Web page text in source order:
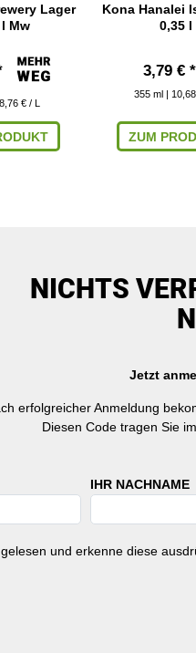
Lager
Mw
€ / L
Kona Hanalei
0,35 l
3,79 € *
355 ml | 10,68
ZUM
NICHTS
Jetzt
erfolgreicher Anmeldung
Diesen Code tragen Sie
IHR NACHNAME
gelesen und erkenne diese